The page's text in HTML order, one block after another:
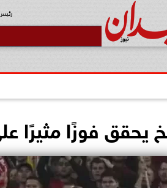
يحقق فوزًا مثيرًا